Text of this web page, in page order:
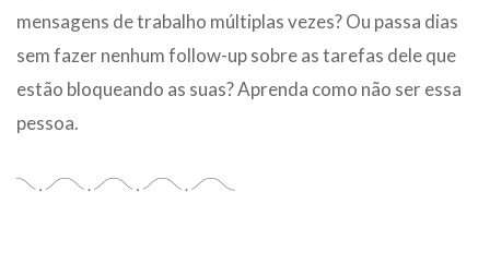
mensagens de trabalho múltiplas vezes? Ou passa dias
sem fazer nenhum follow-up sobre as tarefas dele que
estão bloqueando as suas? Aprenda como não ser essa
pessoa.